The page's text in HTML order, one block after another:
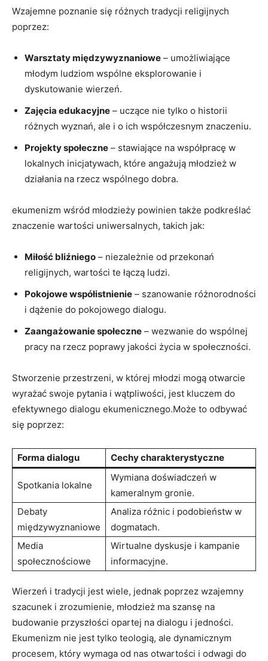
Wzajemne‌ poznanie ‌się różnych tradycji religijnych
poprzez:
Warsztaty ‍międzywyznaniowe – umożliwiające
młodym ‌ludziom wspólne eksplorowanie‍ i
dyskutowanie wierzeń.
Zajęcia edukacyjne –‌ uczące nie tylko o historii
różnych wyznań, ale i o ich współczesnym znaczeniu.
Projekty społeczne ​– stawiające na współpracę w
lokalnych inicjatywach, które angażują‍ młodzież⁢ w
działania na rzecz wspólnego ⁣dobra.
ekumenizm wśród młodzieży powinien także podkreślać
znaczenie wartości uniwersalnych, ⁣takich jak:
Miłość bliźniego – niezależnie od przekonań
religijnych, wartości⁤ te łączą ludzi.
Pokojowe współistnienie – szanowanie różnorodności
i dążenie do pokojowego⁣ dialogu.
Zaangażowanie społeczne – wezwanie do wspólnej
pracy na rzecz poprawy jakości życia w społeczności.
Stworzenie przestrzeni, w której ‌młodzi mogą otwarcie
wyrażać swoje pytania i wątpliwości, jest kluczem do
efektywnego dialogu ekumenicznego.Może to‍ odbywać
się poprzez:
Forma dialogu Cechy charakterystyczne
Spotkania lokalne
Wymiana ‌doświadczeń w
kameralnym ​gronie.
Debaty
międzywyznaniowe
Analiza różnic​ i podobieństw w
dogmatach.
Media
społecznościowe
Wirtualne⁣ dyskusje i kampanie
informacyjne.
Wierzeń i tradycji jest wiele,​ jednak poprzez wzajemny
szacunek ​i zrozumienie, młodzież ma szansę na
budowanie przyszłości opartej na⁤ dialogu i jedności.
Ekumenizm⁢ nie ‌jest tylko teologią, ale dynamicznym
‌procesem, który wymaga od⁢ nas otwartości i odwagi‌ do